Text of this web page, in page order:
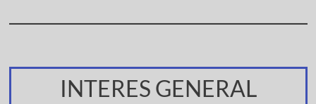
INTERES GENERAL